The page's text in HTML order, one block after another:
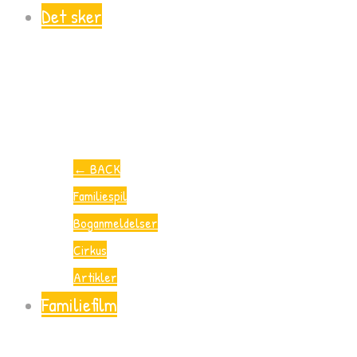
Det sker
← BACK
Familiespil
Boganmeldelser
Cirkus
Artikler
Familiefilm